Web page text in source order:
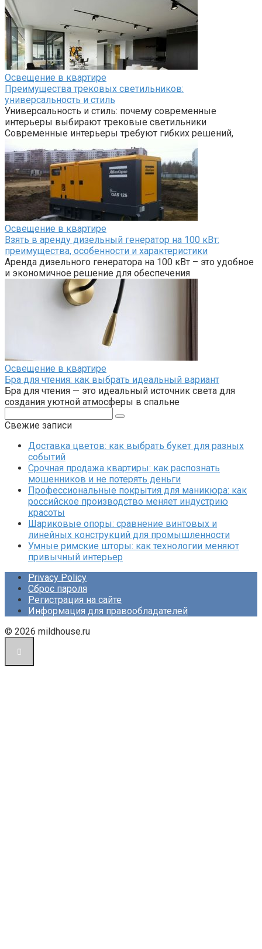
Освещение в квартире
Преимущества трековых светильников:
универсальность и стиль
Универсальность и стиль: почему современные
интерьеры выбирают трековые светильники
Современные интерьеры требуют гибких решений,
Освещение в квартире
Взять в аренду дизельный генератор на 100 кВт:
преимущества, особенности и характеристики
Аренда дизельного генератора на 100 кВт – это удобное
и экономичное решение для обеспечения
Освещение в квартире
Бра для чтения: как выбрать идеальный вариант
Бра для чтения — это идеальный источник света для
создания уютной атмосферы в спальне
Свежие записи
Доставка цветов: как выбрать букет для разных
событий
Срочная продажа квартиры: как распознать
мошенников и не потерять деньги
Профессиональные покрытия для маникюра: как
российское производство меняет индустрию
красоты
Шариковые опоры: сравнение винтовых и
линейных конструкций для промышленности
Умные римские шторы: как технологии меняют
привычный интерьер
Privacy Policy
Сброс пароля
Регистрация на сайте
Информация для правообладателей
© 2026 mildhouse.ru